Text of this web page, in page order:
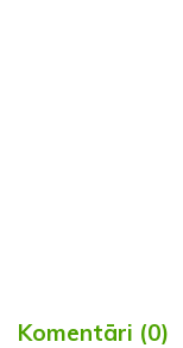
Komentāri (0)